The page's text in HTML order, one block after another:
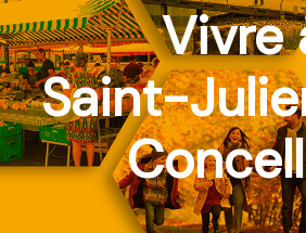
Vivre
Saint-